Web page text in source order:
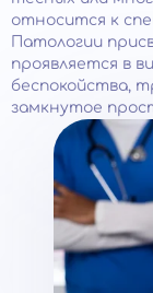
относится к
Патологии
проявляется в
беспокойства,
замкнутое